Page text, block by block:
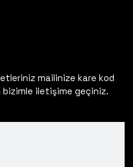
mailinize kare kod
bizimle iletişime geçiniz.